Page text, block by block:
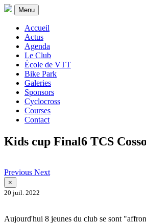
Menu
Accueil
Actus
Agenda
Le Club
École de VTT
Bike Park
Galeries
Sponsors
Cyclocross
Courses
Contact
Kids cup Final6 TCS
Previous Next
×
20 juil. 2022
Aujourd'hui 8 jeunes du club se sont